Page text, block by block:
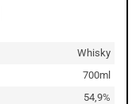
Whisky
700ml
54,9%